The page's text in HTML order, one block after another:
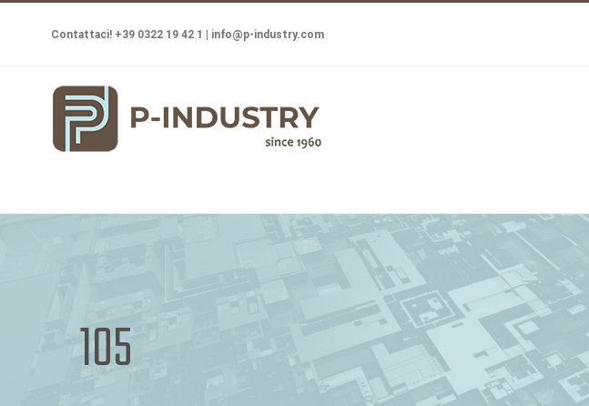
Contattaci! +39 0322 19 42 1 | info@p-industry.com
105